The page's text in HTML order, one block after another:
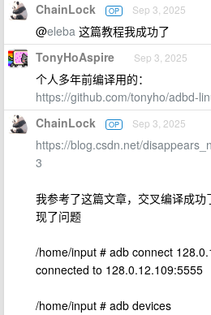
ChainLock OP Sep 3, 2025
@eleba 这篇教程我成功了
TonyHoAspire Sep 3, 2025
个人多年前编译用的：
https://github.com/tonyho/adbd-
ChainLock OP Sep 3, 2025
https://blog.csdn.net/
3
我参考了这篇文章，交叉编译成
现了问题
/home/input # adb connect
connected to 128.0.12.109:5555
/home/input # adb devices